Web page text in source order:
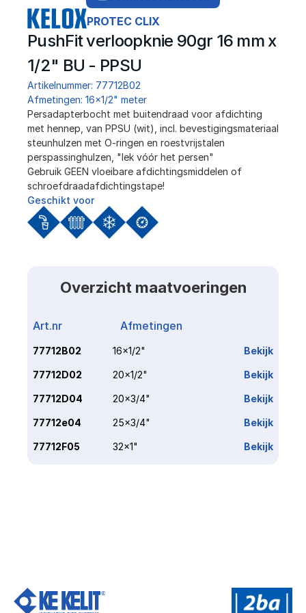
PROTEC CLIX
PushFit verloopknie 90gr 16 mm x
1/2" BU - PPSU
Artikelnummer: 77712B02
Afmetingen: 16x1/2" meter
﻿Persadapterbocht met buitendraad voor afdichting
met hennep, van PPSU (wit), incl. bevestigingsmateriaal
steunhulzen met O-ringen en roestvrijstalen
perspassinghulzen, "lek vóór het persen"
Gebruik GEEN vloeibare afdichtingsmiddelen of
schroefdraadafdichtingstape!
Geschikt voor
Overzicht maatvoeringen
Art.nr Afmetingen
77712B02 16x1/2" Bekijk
77712D02 20x1/2" Bekijk
77712D04 20x3/4" Bekijk
77712e04 25x3/4" Bekijk
77712F05 32x1" Bekijk